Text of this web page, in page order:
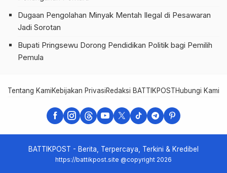
Dugaan Pengolahan Minyak Mentah Ilegal di Pesawaran
Jadi Sorotan
Bupati Pringsewu Dorong Pendidikan Politik bagi Pemilih
Pemula
Tentang KamiKebijakan PrivasiRedaksi BATTIKPOSTHubungi Kami
BATTIKPOST - Berita, Terpercaya, Terkini & Kredibel
https://battikpost.site @copyright 2026